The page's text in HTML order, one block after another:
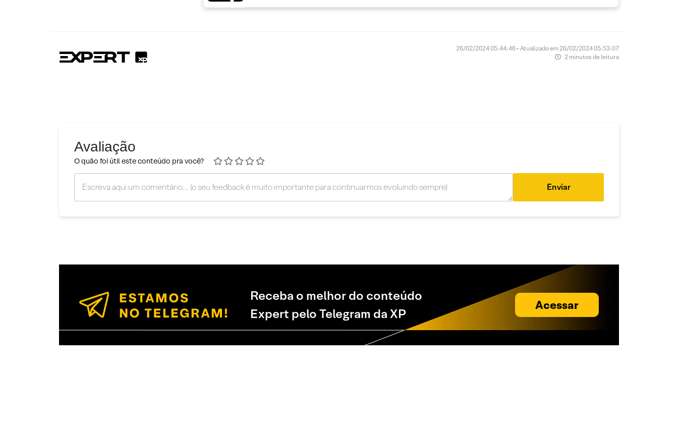
26/02/2024 05:44:46 • Atualizado em 26/02/2024 05:53:07
2 minutos de leitura
Avaliação
O quão foi útil este conteúdo pra você?
Enviar
Receba o melhor do conteúdo
Expert pelo Telegram da XP
Acessar